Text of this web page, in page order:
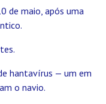
de maio, após uma
hantavírus — um em
o navio.